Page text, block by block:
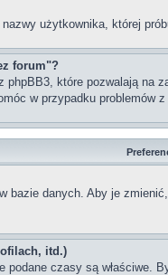
nazwy użytkownika, której
forum"?
które pozwalają
w przypadku problemów
bazie danych. Aby je
itd.)
podane czasy są